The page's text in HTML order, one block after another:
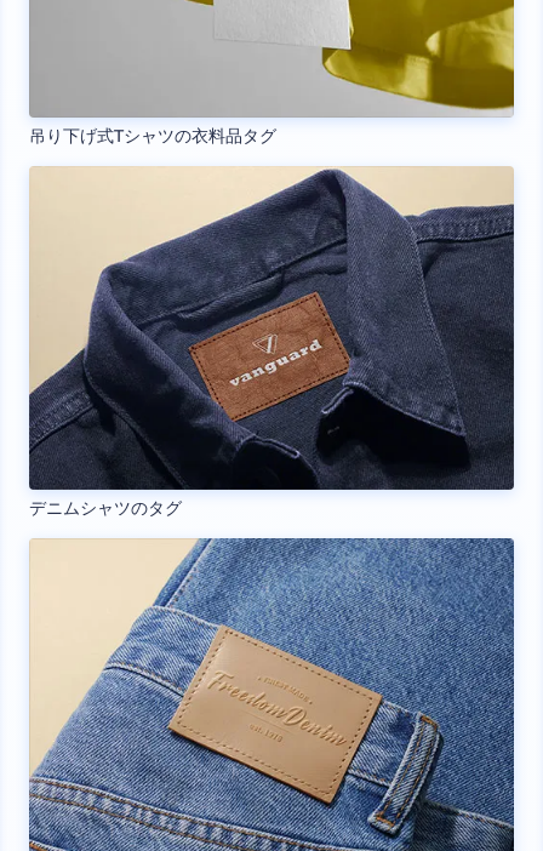
吊り下げ式Tシャツの衣料品タグ
デニムシャツのタグ